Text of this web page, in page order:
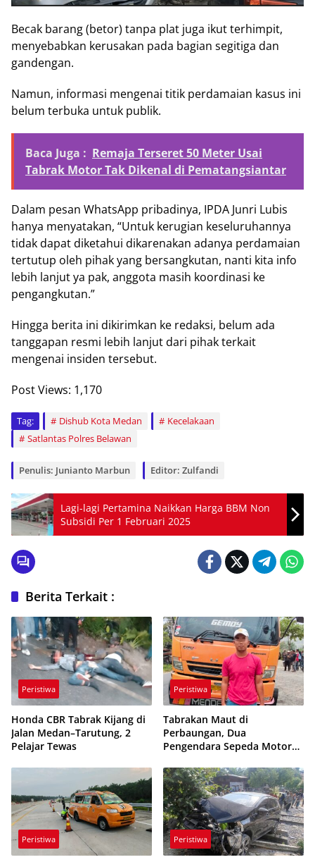
Becak barang (betor) tanpa plat juga ikut terhimpit,
menyebabkan kerusakan pada bagian segitiga dan
gandengan.
Namun, informasi mengenai titik perdamaian kasus ini
belum terbuka untuk publik.
Baca Juga : Remaja Terseret 50 Meter Usai
Tabrak Motor Tak Dikenal di Pematangsiantar
Dalam pesan WhatsApp pribadinya, IPDA Junri Lubis
hanya menyatakan, “Untuk kerugian keseluruhannya
tidak dapat diketahui dikarenakan adanya perdamaian
tertutup oleh pihak yang bersangkutan, nanti kita info
lebih lanjut ya pak, anggota masih koordinasi ke
pengangkutan.”
Hingga berita ini dikirimkan ke redaksi, belum ada
tanggapan resmi lebih lanjut dari pihak terkait
mengenai insiden tersebut.
Post Views: 1,170
Tag: Dishub Kota Medan
Kecelakaan
Satlantas Polres Belawan
Penulis: Junianto Marbun Editor: Zulfandi
Lagi-lagi Pertamina Naikkan Harga BBM Non
Subsidi Per 1 Februari 2025
Berita Terkait :
Peristiwa
Honda CBR Tabrak Kijang di
Jalan Medan–Tarutung, 2
Pelajar Tewas
Peristiwa
Tabrakan Maut di
Perbaungan, Dua
Pengendara Sepeda Motor
Tronton
Peristiwa Peristiwa